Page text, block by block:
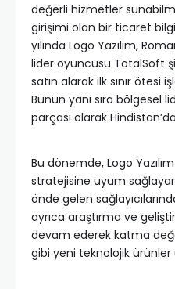
değerli hizmetler
girişimi olan bir ticaret
yılında Logo Yazılım,
lider oyuncusu TotalSoft
satın alarak ilk sınır ötesi
Bunun yanı sıra bölgesel
parçası olarak
Bu dönemde, Logo
stratejisine uyum
önde gelen
ayrıca araştırma ve
devam ederek katma
gibi yeni teknolojik